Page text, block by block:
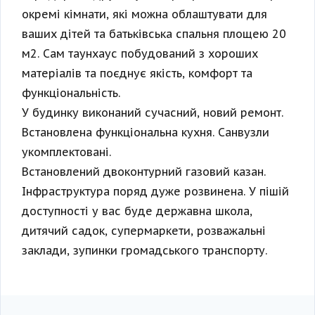
окремі кімнати, які можна облаштувати для
ваших дітей та батьківська спальня площею 20
м2. Сам таунхаус побудований з хороших
матеріалів та поєднує якість, комфорт та
функціональність.
У будинку виконаний сучасний, новий ремонт.
Встановлена ​​функціональна кухня. Санвузли
укомплектовані.
Встановлений двоконтурний газовий казан.
Інфраструктура поряд дуже розвинена. У пішій
доступності у вас буде державна школа,
дитячий садок, супермаркети, розважальні
заклади, зупинки громадського транспорту.